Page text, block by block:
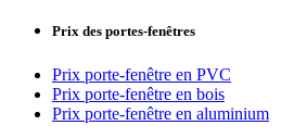
Prix des portes-fenêtres
Prix porte-fenêtre en PVC
Prix porte-fenêtre en bois
Prix porte-fenêtre en aluminium